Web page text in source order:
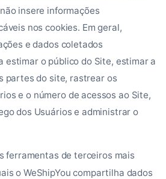
insere informações
nos cookies. Em geral,
e dados coletados
estimar o público do Site, estimar a
partes do site, rastrear os
e o número de acessos ao Site,
dos Usuários e administrar o
ferramentas de terceiros mais
o WeShipYou compartilha dados